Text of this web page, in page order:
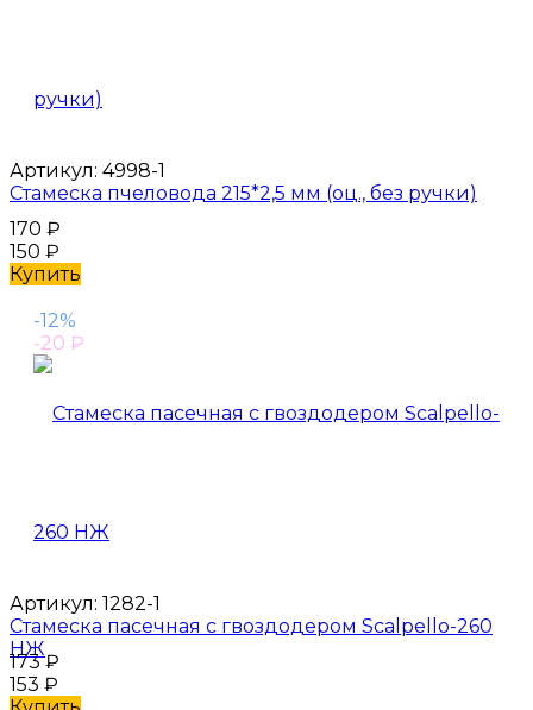
Артикул: 4998-1
Стамеска пчеловода 215*2,5 мм (оц., без ручки)
170 ₽
150 ₽
Купить
-12%
-20 ₽
Артикул: 1282-1
Стамеска пасечная с гвоздодером Scalpello-260
НЖ
173₽
153 ₽